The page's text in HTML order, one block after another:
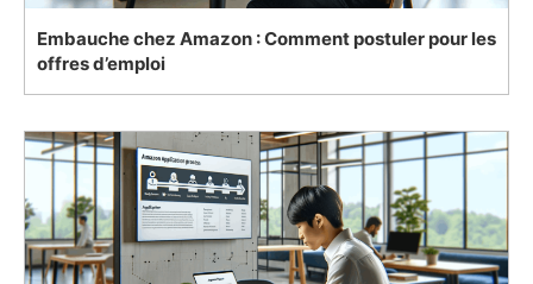
Embauche chez Amazon : Comment postuler pour les
offres d’emploi